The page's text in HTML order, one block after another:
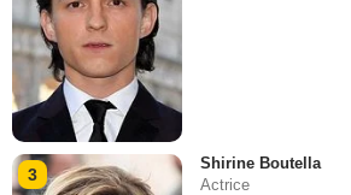
3
Shirine Boutella
Actrice